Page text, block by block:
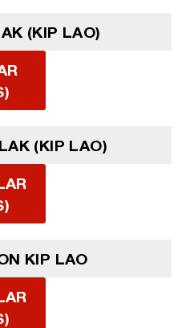
(KIP LAO)
(KIP LAO)
KIP LAO